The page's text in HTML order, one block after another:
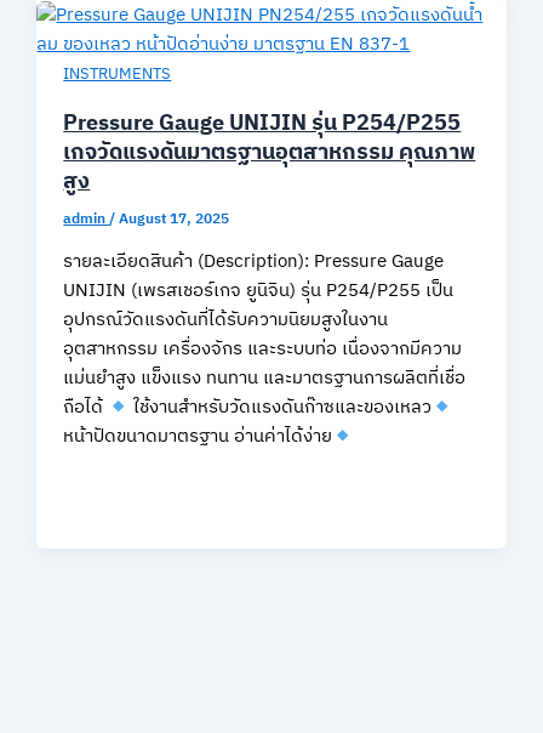
INSTRUMENTS
Pressure Gauge UNIJIN รุ่น P254/P255
เกจวัดแรงดันมาตรฐานอุตสาหกรรม คุณภาพ
สูง
admin/August 17, 2025
รายละเอียดสินค้า (Description): Pressure Gauge
UNIJIN (เพรสเชอร์เกจ ยูนิจิน) รุ่น P254/P255 เป็น
อุปกรณ์วัดแรงดันที่ได้รับความนิยมสูงในงาน
อุตสาหกรรม เครื่องจักร และระบบท่อ เนื่องจากมีความ
แม่นยำสูง แข็งแรง ทนทาน และมาตรฐานการผลิตที่เชื่อ
ถือได้
ใช้งานสำหรับวัดแรงดันก๊าซและของเหลว
หน้าปัดขนาดมาตรฐาน อ่านค่าได้ง่าย